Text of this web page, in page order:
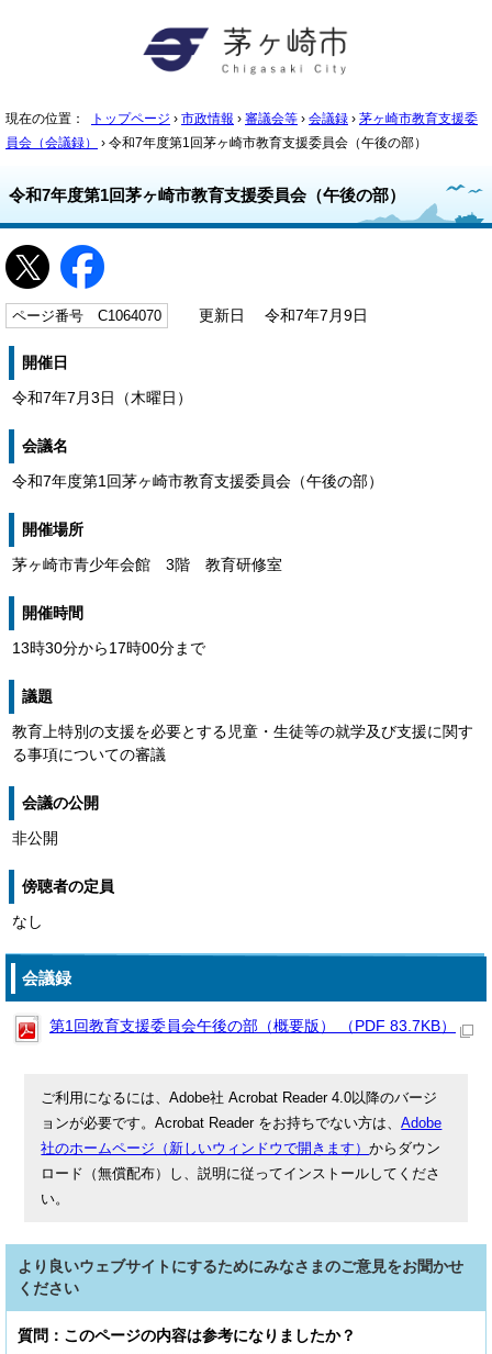
現在の位置： トップページ › 市政情報 › 審議会等 › 会議録 › 茅ヶ崎市教育支援委
員会（会議録）
› 令和7年度第1回茅ヶ崎市教育支援委員会（午後の部）
令和7年度第1回茅ヶ崎市教育支援委員会（午後の部）
ページ番号 C1064070 更新日 令和7年7月9日
開催日
令和7年7月3日（木曜日）
会議名
令和7年度第1回茅ヶ崎市教育支援委員会（午後の部）
開催場所
茅ヶ崎市青少年会館 3階 教育研修室
開催時間
13時30分から17時00分まで
議題
教育上特別の支援を必要とする児童・生徒等の就学及び支援に関す
る事項についての審議
会議の公開
非公開
傍聴者の定員
なし
会議録
第1回教育支援委員会午後の部（概要版） （PDF 83.7KB）
ご利用になるには、Adobe社 Acrobat Reader 4.0以降のバージ
ョンが必要です。Acrobat Reader をお持ちでない方は、Adobe
社のホームページ（新しいウィンドウで開きます）からダウン
ロード（無償配布）し、説明に従ってインストールしてくださ
い。
より良いウェブサイトにするためにみなさまのご意見をお聞かせ
ください
質問：このページの内容は参考になりましたか？